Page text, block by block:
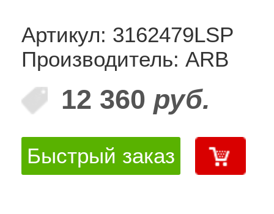
Артикул: 3162479LSP
Производитель: ARB
12 360 руб.
Быстрый заказ